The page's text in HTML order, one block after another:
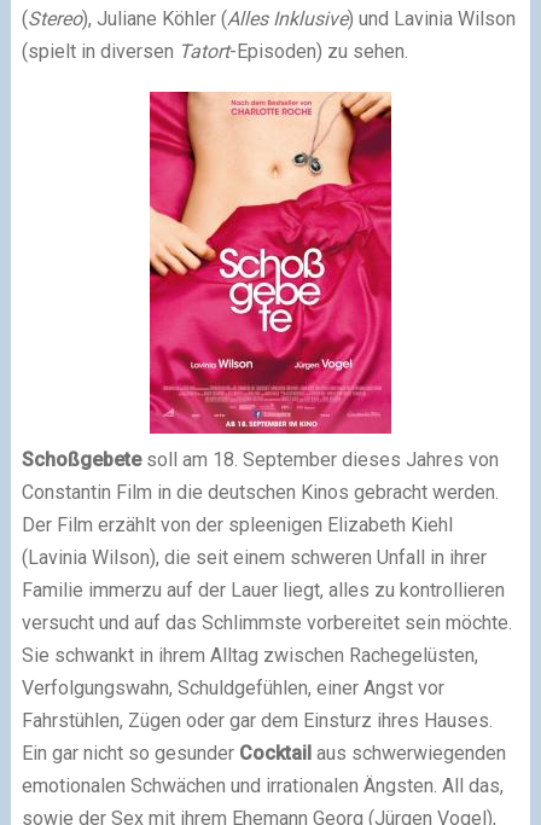
(Stereo), Juliane Köhler (Alles Inklusive) und Lavinia Wilson
(spielt in diversen Tatort-Episoden) zu sehen.
Schoßgebetesoll am 18. September dieses Jahres von
Constantin Film in die deutschen Kinos gebracht werden.
Der Film erzählt von der spleenigen Elizabeth Kiehl
(Lavinia Wilson), die seit einem schweren Unfall in ihrer
Familie immerzu auf der Lauer liegt, alles zu kontrollieren
versucht und auf das Schlimmste vorbereitet sein möchte.
Sie schwankt in ihrem Alltag zwischen Rachegelüsten,
Verfolgungswahn, Schuldgefühlen, einer Angst vor
Fahrstühlen, Zügen oder gar dem Einsturz ihres Hauses.
Ein gar nicht so gesunder Cocktail aus schwerwiegenden
emotionalen Schwächen und irrationalen Ängsten. All das,
sowie der Sex mit ihrem Ehemann Georg (Jürgen Vogel),